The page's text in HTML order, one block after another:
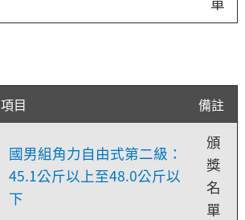
項目 備註
國男組角力自由式第二級：
45.1公斤以上至48.0公斤以
下
頒
獎
名
單